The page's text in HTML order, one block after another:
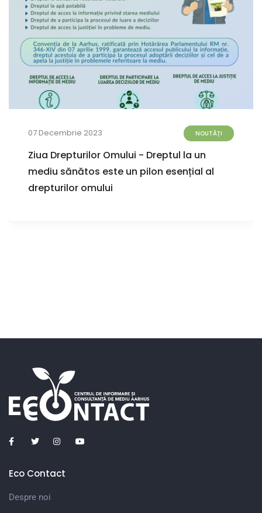
07 Decembrie 2023 NOUTĂȚI
Ziua Drepturilor Omului - Dreptul la un
mediu sănătos este un pilon esențial al
drepturilor omului
Eco Contact
Despre noi